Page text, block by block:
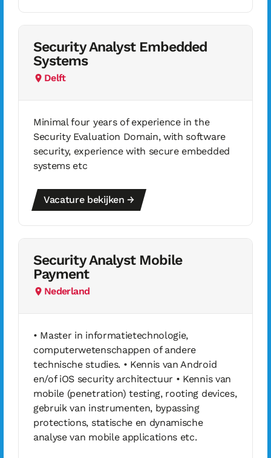
Security Analyst Embedded
Systems
Delft
Minimal four years of experience in the
Security Evaluation Domain, with software
security, experience with secure embedded
systems etc
Vacature bekijken →
Security Analyst Mobile
Payment
Nederland
• Master in informatietechnologie,
computerwetenschappen of andere
technische studies. • Kennis van Android
en/of iOS security architectuur • Kennis van
mobile (penetration) testing, rooting devices,
gebruik van instrumenten, bypassing
protections, statische en dynamische
analyse van mobile applications etc.